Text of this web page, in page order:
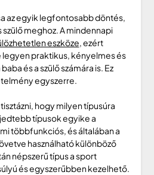
az egyik legfontosabb döntés,
meghoz. A mindennapi
eszköze, ezért
praktikus, kényelmes és
és a szülő számára is. Ez
egyszerre.
hogy milyen típusúra
típusok egyike a
többfunkciós, és általában a
használható különböző
népszerű típus a sport
és egyszerűbben kezelhető.